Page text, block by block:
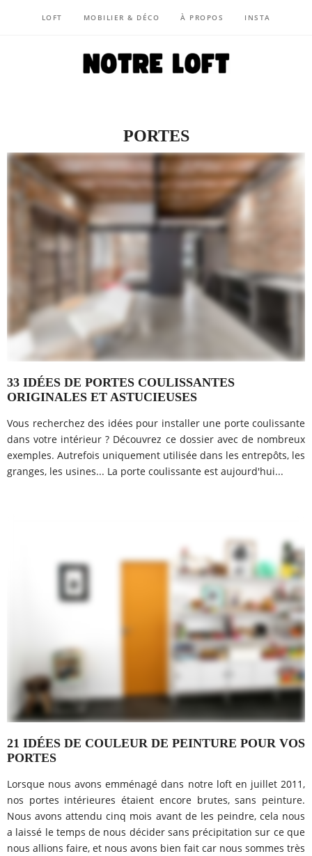
LOFT MOBILIER & DÉCO À PROPOS INSTA
PORTES
33 IDÉES DE PORTES COULISSANTES
ORIGINALES ET ASTUCIEUSES
Vous recherchez des idées pour installer une porte coulissante
dans votre intérieur ? Découvrez ce dossier avec de nombreux
exemples. Autrefois uniquement utilisée dans les entrepôts, les
granges, les usines... La porte coulissante est aujourd'hui...
21 IDÉES DE COULEUR DE PEINTURE POUR VOS
PORTES
Lorsque nous avons emménagé dans notre loft en juillet 2011,
nos portes intérieures étaient encore brutes, sans peinture.
Nous avons attendu cinq mois avant de les peindre, cela nous
a laissé le temps de nous décider sans précipitation sur ce que
nous allions faire, et nous avons bien fait car nous sommes très